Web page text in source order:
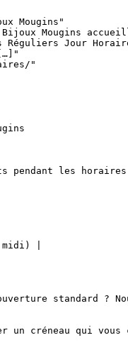
Mougins"
Mougins
Jour
"
les
midi) |
standard
un créneau qui vous